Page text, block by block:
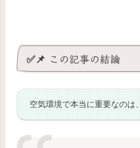
✅📌 この記事の結論
空気環境で本当に重要なのは、